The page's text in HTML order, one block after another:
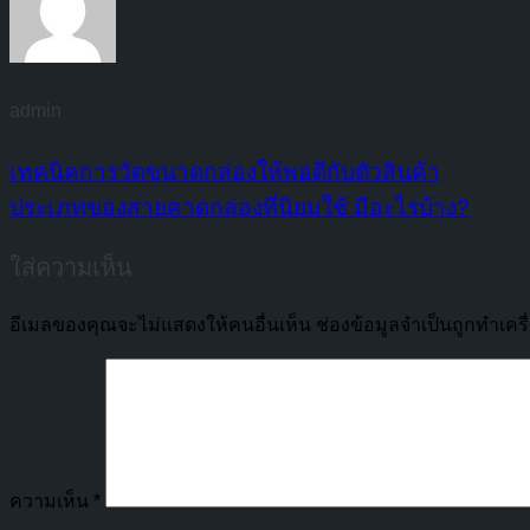
admin
เทคนิคการวัดขนาดกล่องให้พอดีกับตัวสินค้า
ประเภทของสายคาดกล่องที่นิยมใช้ มีอะไรบ้าง?
ใส่ความเห็น
อีเมลของคุณจะไม่แสดงให้คนอื่นเห็น ช่องข้อมูลจำเป็นถูกทำเค
ความเห็น *